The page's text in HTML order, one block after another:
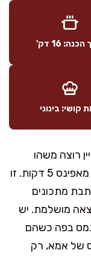
16 דק'
קושי: בינוני
רוצה משהו
מתוק שהוא גם מרענן לנשמה, אני עושה מאפינס 5 דקות. זו
מתכונים
מושלמת. יש
נמס בפה כשהם
של אמא, רק